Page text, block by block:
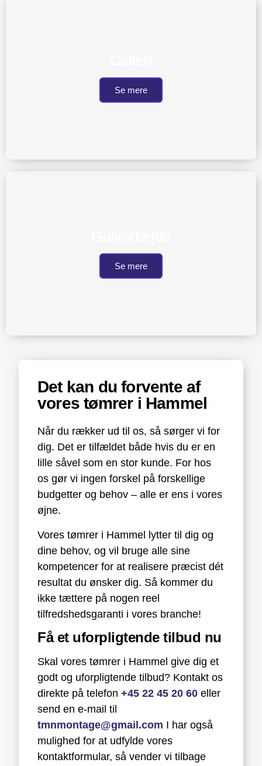
Se mere
Se mere
Det kan du forvente af
vores tømrer i Hammel
Når du rækker ud til os, så sørger vi for
dig. Det er tilfældet både hvis du er en
lille såvel som en stor kunde. For hos
os gør vi ingen forskel på forskellige
budgetter og behov – alle er ens i vores
øjne.
Vores tømrer i Hammel lytter til dig og
dine behov, og vil bruge alle sine
kompetencer for at realisere præcist dét
resultat du ønsker dig. Så kommer du
ikke tættere på nogen reel
tilfredshedsgaranti i vores branche!
Få et uforpligtende tilbud nu
Skal vores tømrer i Hammel give dig et
godt og uforpligtende tilbud? Kontakt os
direkte på telefon +45 22 45 20 60 eller
send en e-mail til
tmnmontage@gmail.com I har også
mulighed for at udfylde vores
kontaktformular, så vender vi tilbage